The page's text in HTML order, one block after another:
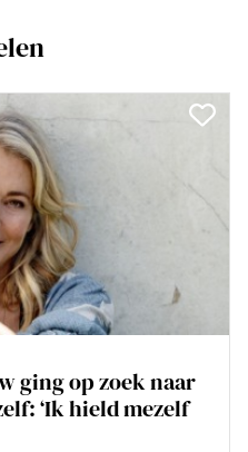
ging op zoek naar
‘Ik hield mezelf